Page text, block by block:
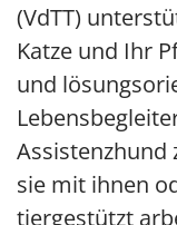
(VdTT)
Katze und Ihr
und
Assistenzhund
sie mit ihnen
tiergestützt